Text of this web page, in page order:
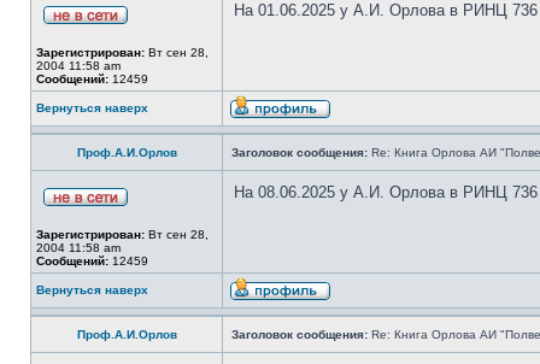
Зарегистрирован: Вт сен 28,
2004 11:58 am
Сообщений: 12459
На 01.06.2025 у А.И. Орлова в РИНЦ 736
Вернуться наверх
Проф.А.И.Орлов Заголовок сообщения: Re: Книга Орлова АИ
Зарегистрирован: Вт сен 28,
2004 11:58 am
Сообщений: 12459
На 08.06.2025 у А.И. Орлова в РИНЦ 736
Вернуться наверх
Проф.А.И.Орлов Заголовок сообщения: Re: Книга Орлова АИ